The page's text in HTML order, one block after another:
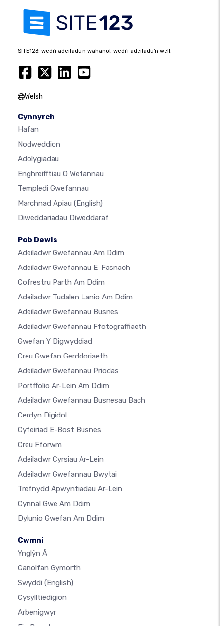
SITE123: wedi'i adeiladu'n wahanol, wedi'i adeiladu'n well.
Welsh
Cynnyrch
Hafan
Nodweddion
Adolygiadau
Enghreifftiau O Wefannau
Templedi Gwefannau
Marchnad Apiau (English)
Diweddariadau Diweddaraf
Pob Dewis
Adeiladwr Gwefannau Am Ddim
Adeiladwr Gwefannau E-Fasnach
Cofrestru Parth Am Ddim
Adeiladwr Tudalen Lanio Am Ddim
Adeiladwr Gwefannau Busnes
Adeiladwr Gwefannau Ffotograffiaeth
Gwefan Y Digwyddiad
Creu Gwefan Gerddoriaeth
Adeiladwr Gwefannau Priodas
Portffolio Ar-Lein Am Ddim
Adeiladwr Gwefannau Busnesau Bach
Cerdyn Digidol
Cyfeiriad E-Bost Busnes
Creu Fforwm
Adeiladwr Cyrsiau Ar-Lein
Adeiladwr Gwefannau Bwytai
Trefnydd Apwyntiadau Ar-Lein
Cynnal Gwe Am Ddim
Dylunio Gwefan Am Ddim
Cwmni
Ynglŷn Â
Canolfan Gymorth
Swyddi (English)
Cysylltiedigion
Arbenigwyr